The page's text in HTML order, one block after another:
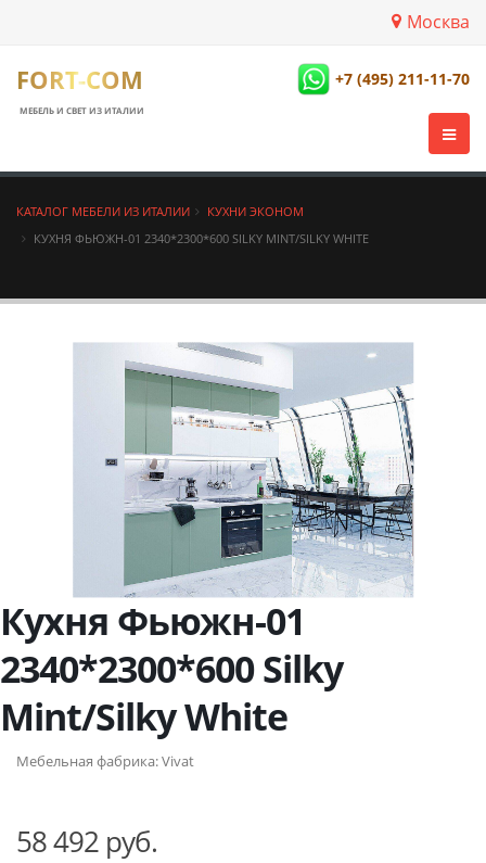
Москва
FORT-COM
МЕБЕЛЬ И СВЕТ ИЗ ИТАЛИИ
+7 (495) 211-11-70
КАТАЛОГ МЕБЕЛИ ИЗ ИТАЛИИ
КУХНИ ЭКОНОМ
КУХНЯ ФЬЮЖН-01 2340*2300*600 SILKY MINT/SILKY WHITE
Кухня Фьюжн-01
2340*2300*600 Silky
Mint/Silky White
Мебельная фабрика:Vivat
58 492 руб.